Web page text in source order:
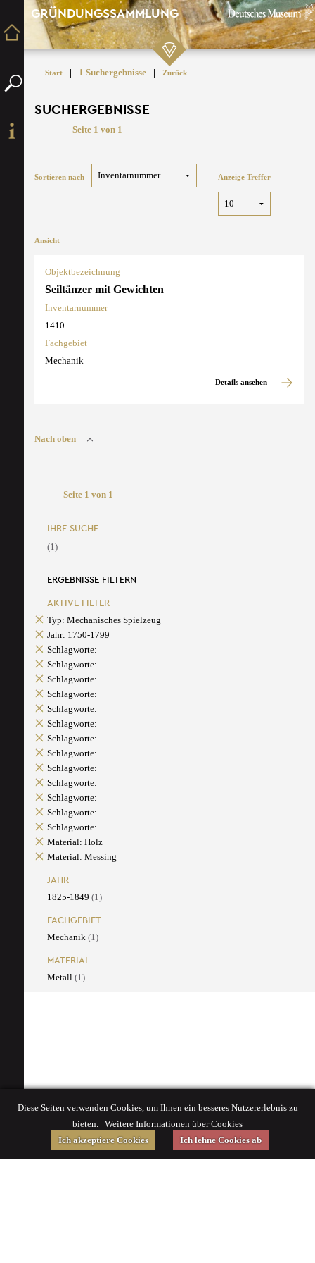
GRÜNDUNGSSAMMLUNG
Start | 1 Suchergebnisse | Zurück
SUCHERGEBNISSE
Seite 1 von 1
Sortieren nach Anzeige Treffer
Ansicht
Objektbezeichnung
Seiltänzer mit Gewichten
Inventarnummer
1410
Fachgebiet
Mechanik
Details ansehen
Nach oben
Seite 1 von 1
IHRE SUCHE
(1)
ERGEBNISSE FILTERN
AKTIVE FILTER
Typ: Mechanisches Spielzeug
Jahr: 1750-1799
Schlagworte:
Schlagworte:
Schlagworte:
Schlagworte:
Schlagworte:
Schlagworte:
Schlagworte:
Schlagworte:
Schlagworte:
Schlagworte:
Schlagworte:
Schlagworte:
Schlagworte:
Material: Holz
Material: Messing
JAHR
1825-1849 (1)
FACHGEBIET
Mechanik (1)
MATERIAL
Metall (1)
Diese Seiten verwenden Cookies, um Ihnen ein besseres Nutzererlebnis zu
bieten. Weitere Informationen über Cookies
Ich akzeptiere Cookies
Ich lehne Cookies ab